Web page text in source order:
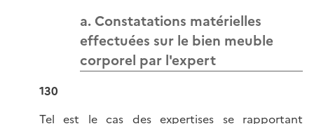
a. Constatations matérielles
effectuées sur le bien meuble
corporel par l'expert
130
Tel est le cas des expertises se rapportant